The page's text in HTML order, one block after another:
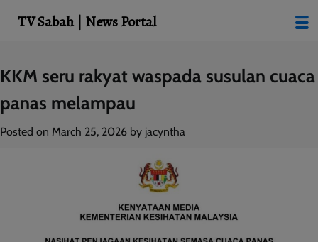
Skip
to
content
KKM seru rakyat waspada susulan cuaca
panas melampau
Posted on March 25, 2026 by jacyntha
TV Sabah | News Portal